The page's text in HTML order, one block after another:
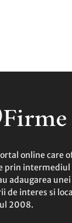
online care
prin intermediul
adaugarea
de interes si
2008.